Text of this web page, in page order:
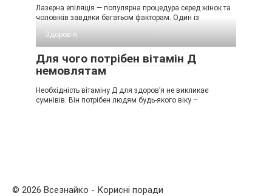
Лазерна епіляція — популярна процедура серед жінок та
чоловіків завдяки багатьом факторам. Один із
Здоров'я
Для чого потрібен вітамін Д
немовлятам
Необхідність вітаміну Д для здоров’я не викликає
сумнівів. Він потрібен людям будь-якого віку –
© 2026 Всезнайко - Корисні поради